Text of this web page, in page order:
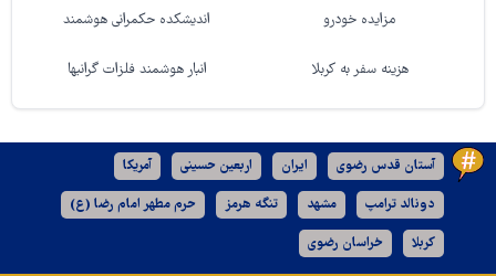
مزایده خودرو اندیشکده حکمرانی هوشمند
هزینه سفر به کربلا انبار هوشمند فلزات گرانبها
آستان قدس رضوی ایران اربعین حسینی آمریکا
دونالد ترامپ مشهد تنگه هرمز حرم مطهر امام رضا (ع)
کربلا خراسان رضوی